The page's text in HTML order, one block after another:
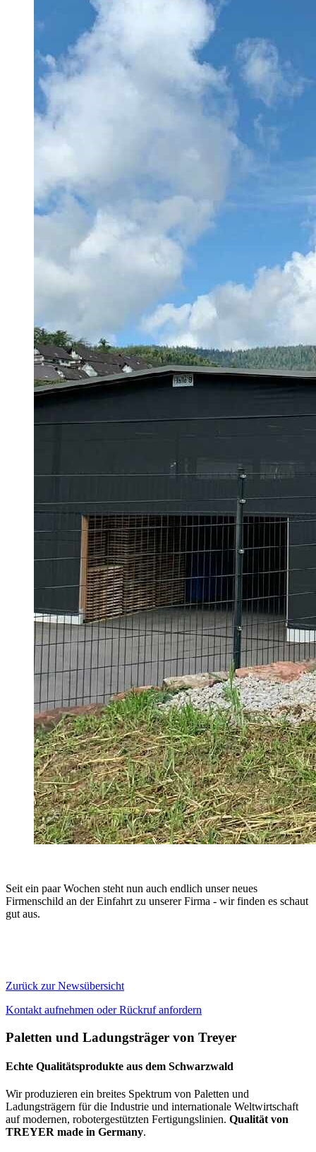
Seit ein paar Wochen steht nun auch endlich unser neues
Firmenschild an der Einfahrt zu unserer Firma - wir finden es schaut
gut aus.
Zurück zur Newsübersicht
Kontakt aufnehmen oder Rückruf anfordern
Paletten und Ladungsträger von Treyer
Echte Qualitätsprodukte aus dem Schwarzwald
Wir produzieren ein breites Spektrum von Paletten und
Ladungsträgern für die Industrie und internationale Weltwirtschaft
auf modernen, robotergestützten Fertigungslinien. Qualität von
TREYER made in Germany.